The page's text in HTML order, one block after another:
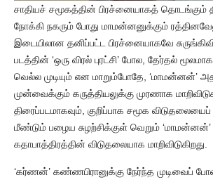
சாதியச் சமூகத்தின் பிரச்னையாகத் தொடங்கும்
நோக்கி நகரும் போது மாமன்னனுக்கும்
இடையிலான தனிப்பட்ட பிரச்னையாகவே
படத்தின் ‘ஒரு விரல் புரட்சி’ போல, தேர்தல்
வெல்ல முடியும் என மாறும்போதே,
முன்வைக்கும் கருத்தியலுக்கு முரணாக
திரைப்படமாகவும், குறிப்பாக சமூக விடுதலையைப்
மீண்டும் பழைய சுழற்சிக்குள் வெறும்
கதாபாத்திரத்தின் விடுதலையாக மாறிவிடுகிறது.
‘கர்ணன்’ கண்ணபிரானுக்கு நேர்ந்த முடிவைப்